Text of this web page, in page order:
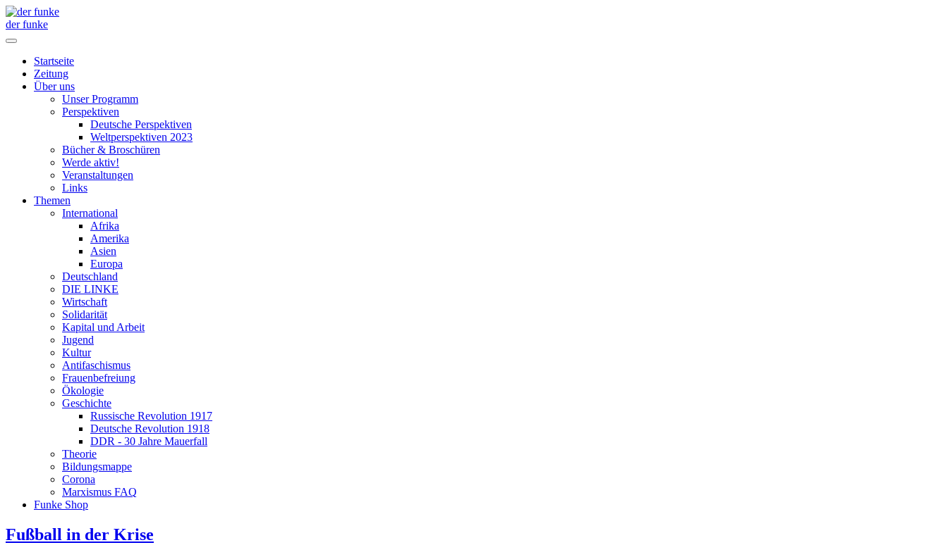
der funke
Startseite
Zeitung
Über uns
Unser Programm
Perspektiven
Deutsche Perspektiven
Weltperspektiven 2023
Bücher & Broschüren
Werde aktiv!
Veranstaltungen
Links
Themen
International
Afrika
Amerika
Asien
Europa
Deutschland
DIE LINKE
Wirtschaft
Solidarität
Kapital und Arbeit
Jugend
Kultur
Antifaschismus
Frauenbefreiung
Ökologie
Geschichte
Russische Revolution 1917
Deutsche Revolution 1918
DDR - 30 Jahre Mauerfall
Theorie
Bildungsmappe
Corona
Marxismus FAQ
Funke Shop
Fußball in der Krise